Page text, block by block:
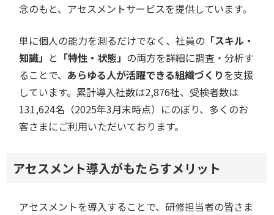
念のもと、アセスメントサービスを提供しています。
単に個人の能力を測るだけでなく、社員の 「スキル・
知識」 と 「特性・状態」 の両方を詳細に調査・分析す
ることで、 あらゆる人が活躍できる組織づくりを支援
しています。累計導入社数は2,876社、受検者数は
131,624名（2025年3月末時点）にのぼり、多くのお
客さまにご利用いただいております。
アセスメント導入がもたらすメリット
アセスメントを導入することで、研修担当者の皆さま